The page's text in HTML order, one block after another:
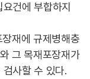
건에 부합하지
재에 규제병해충
그 목재포장재가
사할 수 있다.